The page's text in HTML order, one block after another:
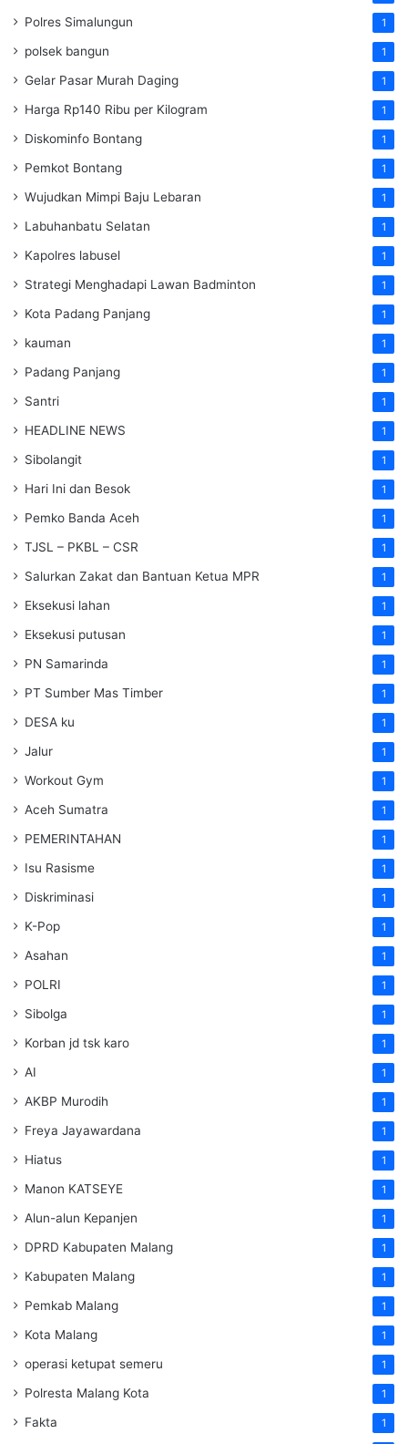
Polres Simalungun 1
polsek bangun 1
Gelar Pasar Murah Daging 1
Harga Rp140 Ribu per Kilogram 1
Diskominfo Bontang 1
Pemkot Bontang 1
Wujudkan Mimpi Baju Lebaran 1
Labuhanbatu Selatan 1
Kapolres labusel 1
Strategi Menghadapi Lawan Badminton 1
Kota Padang Panjang 1
kauman 1
Padang Panjang 1
Santri 1
HEADLINE NEWS 1
Sibolangit 1
Hari Ini dan Besok 1
Pemko Banda Aceh 1
TJSL – PKBL – CSR 1
Salurkan Zakat dan Bantuan Ketua MPR 1
Eksekusi lahan 1
Eksekusi putusan 1
PN Samarinda 1
PT Sumber Mas Timber 1
DESA ku 1
Jalur 1
Workout Gym 1
Aceh Sumatra 1
PEMERINTAHAN 1
Isu Rasisme 1
Diskriminasi 1
K-Pop 1
Asahan 1
POLRI 1
Sibolga 1
Korban jd tsk karo 1
AI 1
AKBP Murodih 1
Freya Jayawardana 1
Hiatus 1
Manon KATSEYE 1
Alun-alun Kepanjen 1
DPRD Kabupaten Malang 1
Kabupaten Malang 1
Pemkab Malang 1
Kota Malang 1
operasi ketupat semeru 1
Polresta Malang Kota 1
Fakta 1